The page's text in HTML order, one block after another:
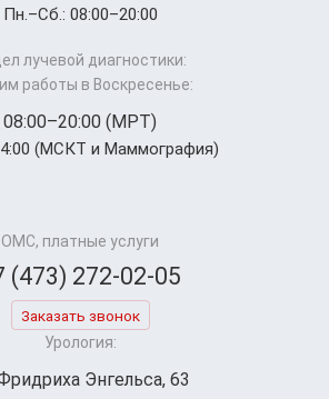
Пн.–Cб.: 08:00–20:00
лучевой диагностики:
работы в Воскресенье:
08:00–20:00 (МРТ)
(МСКТ и Маммография)
ОМС, платные услуги
(473) 272-02-05
Заказать звонок
Урология:
Энгельса, 63